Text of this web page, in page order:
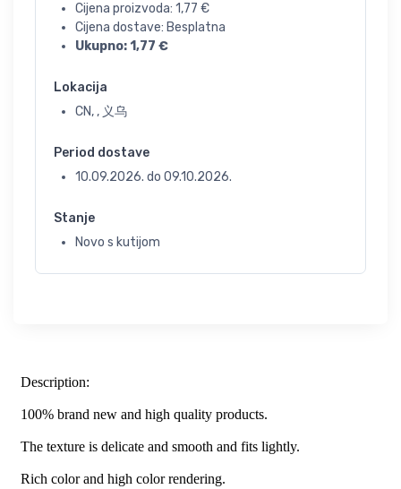
Cijena proizvoda: 1,77 €
Cijena dostave: Besplatna
Ukupno:1,77 €
Lokacija
CN, , 义乌
Period dostave
10.09.2026. do 09.10.2026.
Stanje
Novo s kutijom